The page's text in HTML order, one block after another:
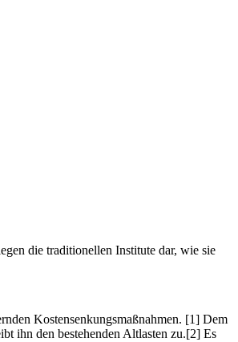
die traditionellen Institute dar, wie sie
Kostensenkungsmaßnahmen. [1] Dem
ihn den bestehenden Altlasten zu.[2] Es